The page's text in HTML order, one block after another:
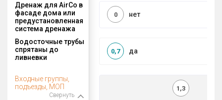
Дренаж для AirCo в
фасаде дома или
предустановленная
система дренажа
нет
0
Водосточные трубы
спрятаны до
ливневки
да
0,7
Входные группы,
подъезды, МОП
Свернуть
1,3